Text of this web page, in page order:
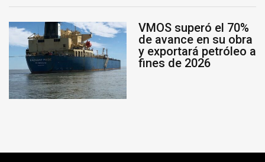
VMOS superó el 70%
de avance en su obra
y exportará petróleo a
fines de 2026